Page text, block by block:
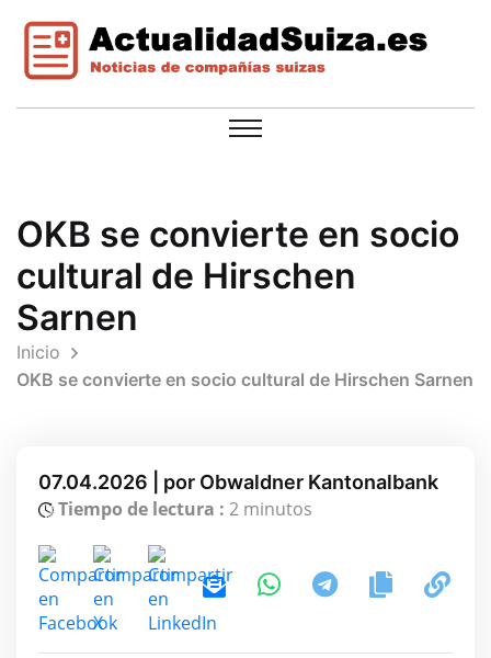
OKB se convierte en socio
cultural de Hirschen
Sarnen
Inicio
OKB se convierte en socio cultural de Hirschen Sarnen
07.04.2026 | por Obwaldner Kantonalbank
Tiempo de lectura : 2 minutos